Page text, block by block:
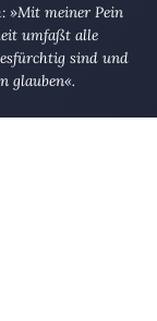
»Mit meiner Pein
umfaßt alle
sind und
glauben«.